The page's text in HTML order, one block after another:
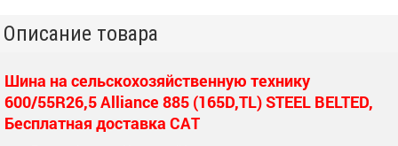
Описание товара
Шина на сельскохозяйственную технику
600/55R26,5 Alliance 885 (165D,TL) STEEL BELTED,
Бесплатная доставка САТ